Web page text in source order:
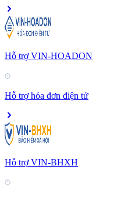
Hỗ trợ VIN-HOADON
Hỗ trợ hóa đơn điện tử
Hỗ trợ VIN-BHXH